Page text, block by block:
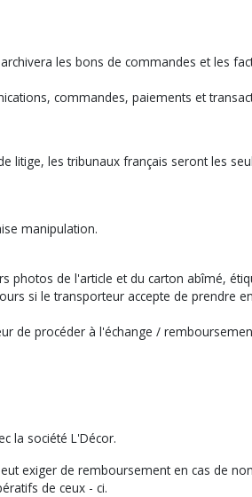
les bons de commandes et les
commandes, paiements et
litige, les tribunaux français seront les
manipulation.
photos de l'article et du carton abîmé,
si le transporteur accepte de prendre
de procéder à l'échange /
la société L'Décor.
exiger de remboursement en cas de
de ceux - ci.